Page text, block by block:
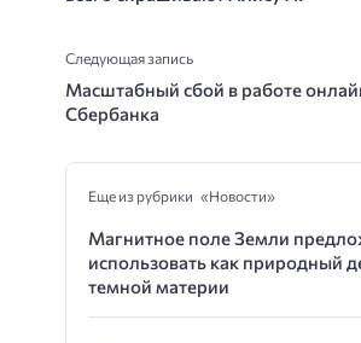
Следующая запись
Масштабный сбой в работе
Сбербанка
Еще из рубрики «Новости»
Магнитное поле Земли
использовать как природный
темной материи